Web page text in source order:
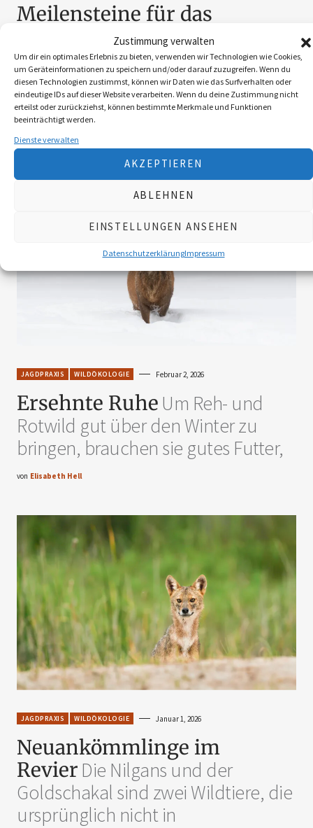
Zustimmung verwalten
Um dir ein optimales Erlebnis zu bieten, verwenden wir Technologien wie Cookies,
um Geräteinformationen zu speichern und/oder darauf zuzugreifen. Wenn du
diesen Technologien zustimmst, können wir Daten wie das Surfverhalten oder
eindeutige IDs auf dieser Website verarbeiten. Wenn du deine Zustimmung nicht
erteilst oder zurückziehst, können bestimmte Merkmale und Funktionen
beeinträchtigt werden.
Dienste verwalten
AKZEPTIEREN
ABLEHNEN
EINSTELLUNGEN ANSEHEN
DatenschutzerklärungImpressum
Meilensteine für das
Wolfsmonitoring in NÖ
mehrstufiges, wissenschaftlich
begleitetes Monitoring liefert seit
Jahren
JAGDPRAXIS WILDÖKOLOGIE Februar 2, 2026
Ersehnte RuheUm Reh- und
Rotwild gut über den Winter zu
bringen, brauchen sie gutes Futter,
von Elisabeth Hell
JAGDPRAXIS WILDÖKOLOGIE Januar 1, 2026
Neuankömmlinge im
RevierDie Nilgans und der
Goldschakal sind zwei Wildtiere, die
ursprünglich nicht in